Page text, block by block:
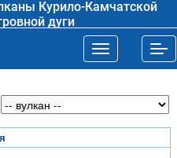
Курило-Камчатской
дуги
Toggle